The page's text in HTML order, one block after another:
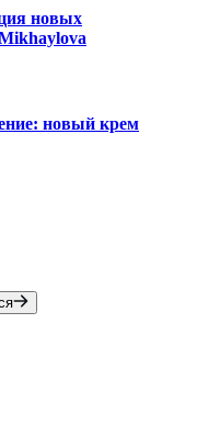
новых
новый крем